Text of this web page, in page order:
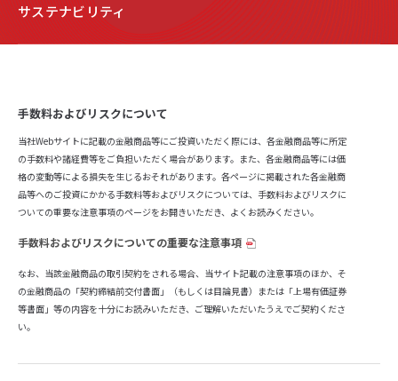
サステナビリティ
手数料およびリスクについて
当社Webサイトに記載の金融商品等にご投資いただく際には、各金融商品等に所定
の手数料や諸経費等をご負担いただく場合があります。また、各金融商品等には価
格の変動等による損失を生じるおそれがあります。各ページに掲載された各金融商
品等へのご投資にかかる手数料等およびリスクについては、手数料およびリスクに
ついての重要な注意事項のページをお開きいただき、よくお読みください。
手数料およびリスクについての重要な注意事項
なお、当該金融商品の取引契約をされる場合、当サイト記載の注意事項のほか、そ
の金融商品の「契約締結前交付書面」（もしくは目論見書）または「上場有価証券
等書面」等の内容を十分にお読みいただき、ご理解いただいたうえでご契約くださ
い。